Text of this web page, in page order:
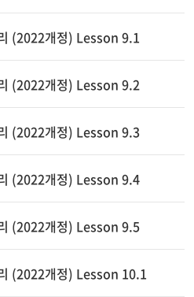
(2022개정) Lesson 9.1
(2022개정) Lesson 9.2
(2022개정) Lesson 9.3
(2022개정) Lesson 9.4
(2022개정) Lesson 9.5
(2022개정) Lesson 10.1